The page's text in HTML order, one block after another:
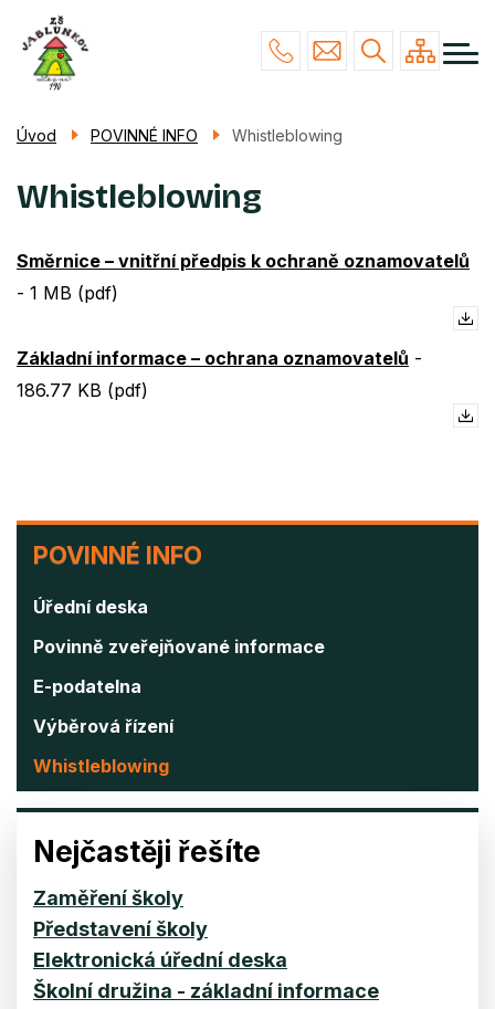
hlavnímu
obsahu
Menu
navigace
NAŠE ŠKOLA
STUDIUM
KONTAKTY
POVINNÉ
INFO
POVINNÉ INFO
Úřední deska
Povinně zveřejňované informace
E-podatelna
Výběrová řízení
Whistleblowing
Nejčastěji řešíte
Zaměření školy
Představení školy
Elektronická úřední deska
Školní družina - základní informace
Úvod POVINNÉ INFO Whistleblowing
Whistleblowing
Směrnice – vnitřní předpis k ochraně oznamovatelů
- 1 MB (pdf)
Základní informace – ochrana oznamovatelů -
186.77 KB (pdf)